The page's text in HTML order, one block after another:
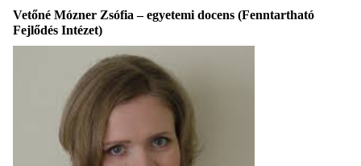
Vetőné Mózner Zsófia – egyetemi docens (Fenntartható
Fejlődés Intézet)